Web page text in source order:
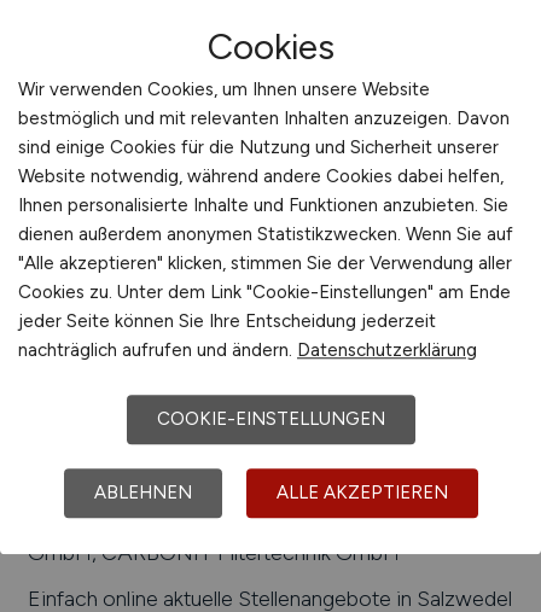
ca. 24.000
Verkehrsanbindungen: Bahnhof Salzwedel,
Bundesstraßen B 71, B 248 und B 190
Arbeiten in der Nähe vonSalzwedel:Lüchow,
Sachsen-Anhalt, Uelzen, Arendsee, Gardelegen,
Altmarkkreis Salzwedel
Beliebte Jobs inSalzwedel/Branchen:Automation,
Ingenieurwesen, Informationstechnologie,
Messtechnik, Filtertechnik, Einzelhandel, Bautechnik,
Gastronomie
Beliebte Arbeitgeber inSalzwedel, die attraktive
Jobangebote bieten
KUBA Logistik & Transport
GmbH, Pumpenfabrik Salzwedel GmbH, Tec
Investitions GmbH & Co. KG, seacon
Umformtechnik GmbH, Altmärkischer Werkzeugbau
GmbH, CARBONIT Filtertechnik GmbH
Einfach online aktuelle Stellenangebote in Salzwedel
Cookies
Wir verwenden Cookies, um Ihnen unsere Website
bestmöglich und mit relevanten Inhalten anzuzeigen. Davon
sind einige Cookies für die Nutzung und Sicherheit unserer
Website notwendig, während andere Cookies dabei helfen,
Ihnen personalisierte Inhalte und Funktionen anzubieten. Sie
dienen außerdem anonymen Statistikzwecken. Wenn Sie auf
"Alle akzeptieren" klicken, stimmen Sie der Verwendung aller
Cookies zu. Unter dem Link "Cookie-Einstellungen" am Ende
jeder Seite können Sie Ihre Entscheidung jederzeit
nachträglich aufrufen und ändern. Datenschutzerklärung
COOKIE-EINSTELLUNGEN
ABLEHNEN ALLE AKZEPTIEREN